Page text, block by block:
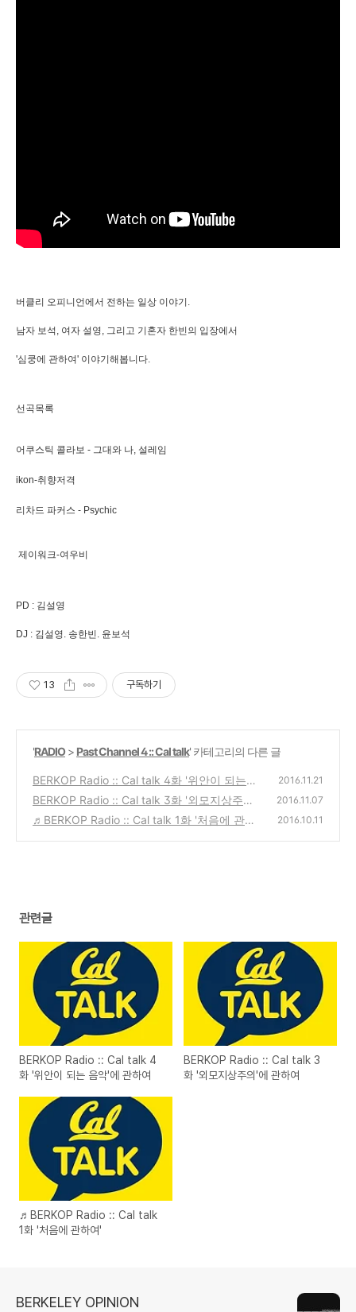
버클리 오피니언에서 전하는 일상 이야기.
남자 보석, 여자 설영, 그리고 기혼자 한빈의 입장에서
'심쿵에 관하여' 이야기해봅니다.
선곡목록
어쿠스틱 콜라보 - 그대와 나, 설레임
ikon-취향저격
리차드 파커스 - Psychic
제이워크-여우비
PD : 김설영
DJ : 김설영. 송한빈. 윤보석
13 구독하기
'RADIO > Past Channel 4 :: Cal talk' 카테고리의 다른 글
BERKOP Radio :: Cal talk 4화 '위안이 되는
음악'에 관하여
(0)
2016.11.21
BERKOP Radio :: Cal talk 3화 '외모지상주
의'에 관하여
(0)
2016.11.07
♬BERKOP Radio :: Cal talk 1화 '처음에 관하
2016.10.11
관련글
BERKOP Radio :: Cal talk 4
화 '위안이 되는 음악'에 관하여
BERKOP Radio :: Cal talk 3
화 '외모지상주의'에 관하여
♬BERKOP Radio :: Cal talk
1화 '처음에 관하여'
BERKELEY OPINION